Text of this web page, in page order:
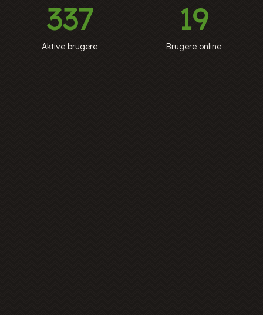
337
Aktive brugere
19
Brugere online